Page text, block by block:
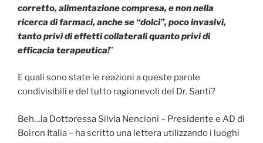
corretto, alimentazione compresa, e non nella
ricerca di farmaci, anche se “dolci”, poco invasivi,
tanto privi di effetti collaterali quanto privi di
efficacia terapeutica!”
E quali sono state le reazioni a queste parole
condivisibili e del tutto ragionevoli del Dr. Santi?
Beh…la Dottoressa Silvia Nencioni – Presidente e AD di
Boiron Italia – ha scritto una lettera utilizzando i luoghi